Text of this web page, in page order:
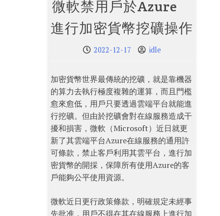
微軟禁用戶於Azure
進行加密貨幣挖礦操作
2022-12-17 idle
加密貨幣世界最傳統的挖礦，就是靠機器
的算力去執行極度複雜的運算，而且門檻
愈來愈低，用戶只要透過雲端平台就能進
行挖礦。但由於挖礦會對在線服務造成干
擾和損害，微軟（Microsoft）近日就更
新了其雲端平台Azure在線服務的通用許
可條款，禁止客戶利用其雲平台，進行加
密貨幣的開採，保障所有使用Azure的客
戶能夠公平使用資源。
微軟近日更行政策條款，明確規定未經事
先批准，用戶不得在其在線服務上進行加